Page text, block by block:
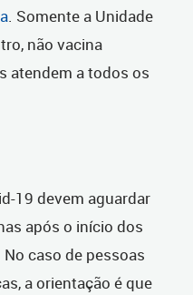
. Somente a Unidade
não vacina
atendem a todos os
19 devem aguardar
após o início dos
caso de pessoas
a orientação é que